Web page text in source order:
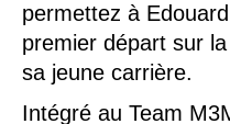
permettez à
premier départ sur
sa jeune carrière.
Intégré au Team